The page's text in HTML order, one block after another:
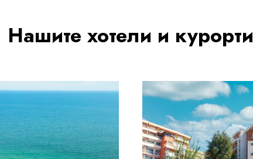
Нашите хотели и курорти